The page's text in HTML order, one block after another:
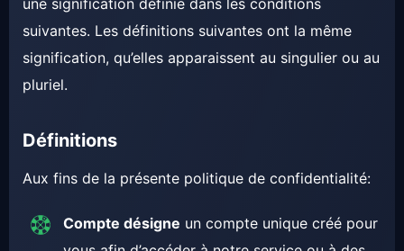
une signification définie dans les conditions
suivantes. Les définitions suivantes ont la même
signification, qu’elles apparaissent au singulier ou au
pluriel.
Définitions
Aux fins de la présente politique de confidentialité:
Compte désigne un compte unique créé pour